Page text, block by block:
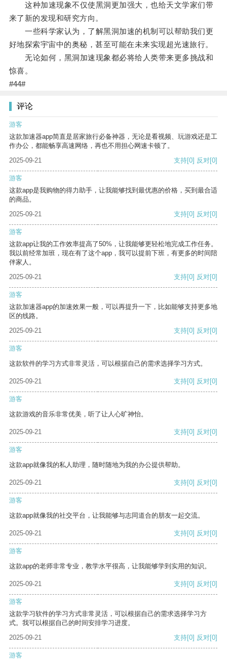
这种加速现象不仅使黑洞更加强大，也给天文学家们带
来了新的发现和研究方向。
一些科学家认为，了解黑洞加速的机制可以帮助我们更
好地探索宇宙中的奥秘，甚至可能在未来实现超光速旅行。
无论如何，黑洞加速现象都必将给人类带来更多挑战和
惊喜。
#44#
评论
游客
这款加速器app简直是居家旅行必备神器，无论是看视频、玩游戏还是工
作办公，都能畅享高速网络，再也不用担心网速卡顿了。
2025-09-21
支持[0] 反对[0]
游客
这款app是我购物的得力助手，让我能够找到最优惠的价格，买到最合适
的商品。
2025-09-21
支持[0] 反对[0]
游客
这款app让我的工作效率提高了50%，让我能够更轻松地完成工作任务。
我以前经常加班，现在有了这个app，我可以提前下班，有更多的时间陪
伴家人。
2025-09-21
支持[0] 反对[0]
游客
这款加速器app的加速效果一般，可以再提升一下，比如能够支持更多地
区的线路。
2025-09-21
支持[0] 反对[0]
游客
这款软件的学习方式非常灵活，可以根据自己的需求选择学习方式。
2025-09-21 支持[0] 反对[0]
游客
这款游戏的音乐非常优美，听了让人心旷神怡。
2025-09-21 支持[0] 反对[0]
游客
这款app就像我的私人助理，随时随地为我的办公提供帮助。
2025-09-21 支持[0] 反对[0]
游客
这款app就像我的社交平台，让我能够与志同道合的朋友一起交流。
2025-09-21 支持[0] 反对[0]
游客
这款app的老师非常专业，教学水平很高，让我能够学到实用的知识。
2025-09-21 支持[0] 反对[0]
游客
这款学习软件的学习方式非常灵活，可以根据自己的需求选择学习方
式。我可以根据自己的时间安排学习进度。
2025-09-21
支持[0] 反对[0]
游客